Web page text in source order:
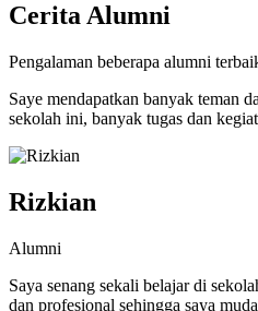
CeritaAlumni
Pengalaman beberapa alumni
Saye mendapatkan banyak teman
sekolah ini, banyak tugas dan
Rizkian
Alumni
Saya senang sekali belajar di
dan profesional sehingga saya